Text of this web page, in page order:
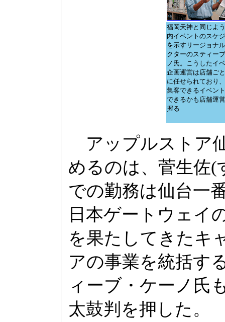
福岡天神と同じよ
内イベントのスケ
を示すリージョナ
クターのスティー
ノ氏。こうしたイ
企画運営は店舗ご
に任せられており
集客できるイベン
できるかも店舗運
握る
アップルストア
めるのは、菅生佐
での勤務は仙台一
日本ゲートウェイ
を果たしてきたキ
アの事業を統括す
ィーブ・ケーノ氏
太鼓判を押した。